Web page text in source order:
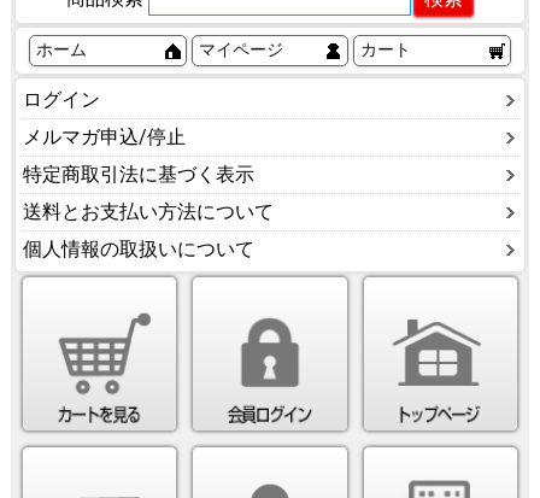
ホーム マイページ カート
ログイン
メルマガ申込/停止
特定商取引法に基づく表示
送料とお支払い方法について
個人情報の取扱いについて